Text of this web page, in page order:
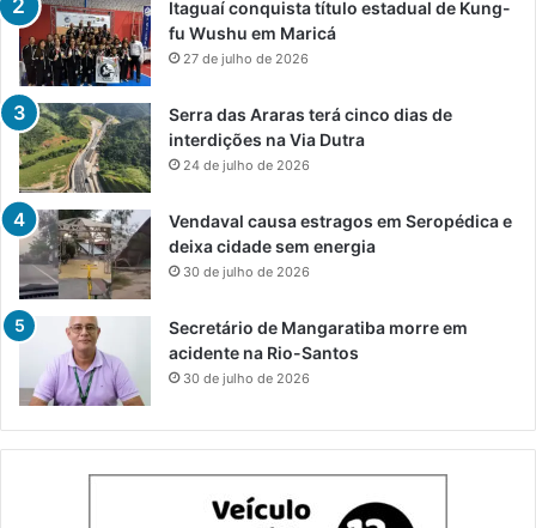
Itaguaí conquista título estadual de Kung-
fu Wushu em Maricá
27 de julho de 2026
Serra das Araras terá cinco dias de
interdições na Via Dutra
24 de julho de 2026
Vendaval causa estragos em Seropédica e
deixa cidade sem energia
30 de julho de 2026
Secretário de Mangaratiba morre em
acidente na Rio-Santos
30 de julho de 2026